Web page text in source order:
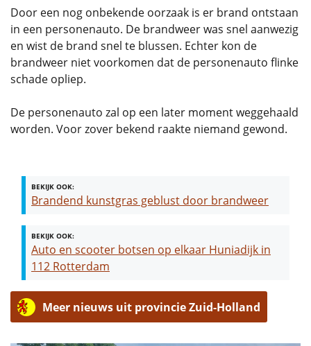
Door een nog onbekende oorzaak is er brand ontstaan
in een personenauto. De brandweer was snel aanwezig
en wist de brand snel te blussen. Echter kon de
brandweer niet voorkomen dat de personenauto flinke
schade opliep.
De personenauto zal op een later moment weggehaald
worden. Voor zover bekend raakte niemand gewond.
BEKIJK OOK:
Brandend kunstgras geblust door brandweer
BEKIJK OOK:
Auto en scooter botsen op elkaar Huniadijk in
112 Rotterdam
Meer nieuws uit provincie Zuid-Holland